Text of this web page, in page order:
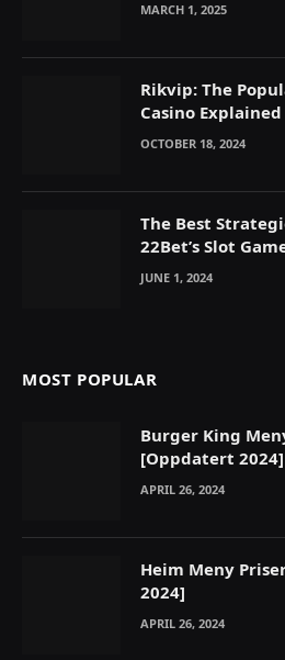
MARCH 1, 2025
Rikvip: The
Casino Explained
OCTOBER 18, 2024
The Best
22Bet’s Slot
JUNE 1, 2024
MOST POPULAR
Burger King
[Oppdatert 2024]
APRIL 26, 2024
Heim Meny
2024]
APRIL 26, 2024